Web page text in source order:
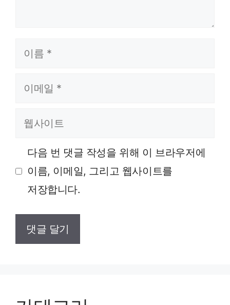
이름
이메일
웹사이트
다음 번 댓글 작성을 위해 이 브라우저에
이름, 이메일, 그리고 웹사이트를
저장합니다.